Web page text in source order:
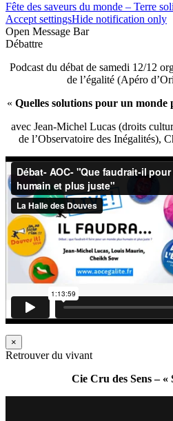
Fête des saveurs du monde – Terre
Accept settingsHide notification only
Open Message Bar
Débattre
Podcast du débat de samedi 12/12
de l’égalité (Apéro
« Quelles solutions pour un monde
avec Jean-Michel Lucas (droits
de l’Observatoire des Inégalités),
×
Retrouver du vivant
Cie Cru des Sens – «